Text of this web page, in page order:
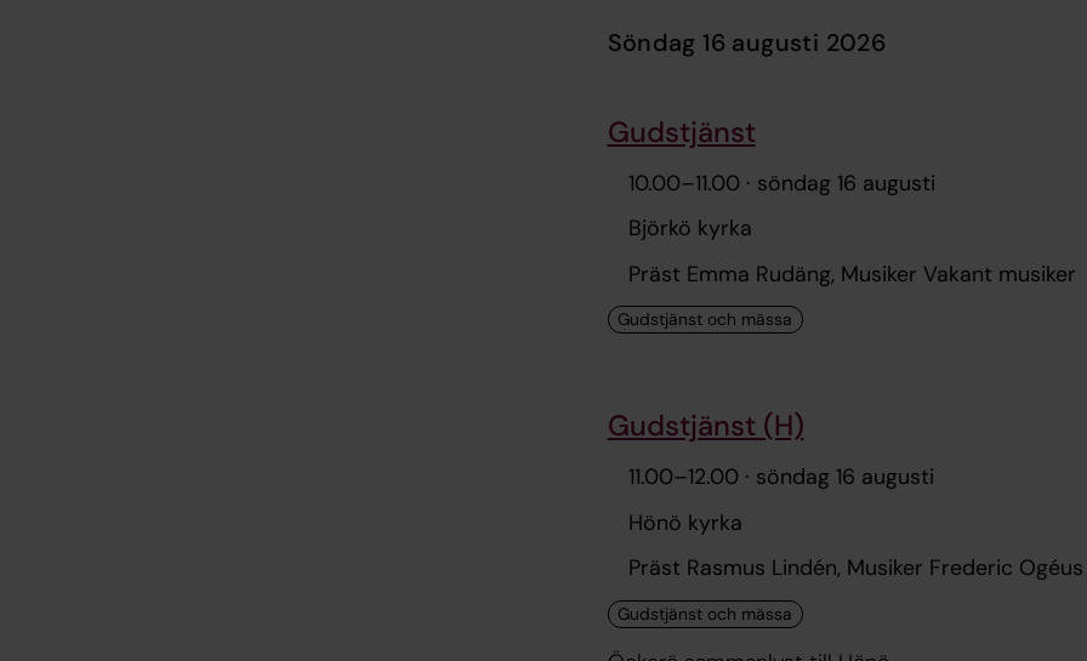
söndag 16 augusti 2026
Gudstjänst
10.00–11.00 · söndag 16 augusti
Björkö kyrka
Präst Emma Rudäng, Musiker Vakant musiker
Gudstjänst (H)
11.00–12.00 · söndag 16 augusti
Hönö kyrka
Präst Rasmus Lindén, Musiker Frederic Ogéus